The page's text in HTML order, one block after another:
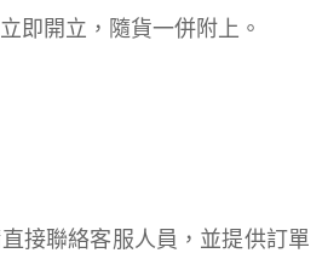
即開立，隨貨一併附上。
接聯絡客服人員，並提供訂單